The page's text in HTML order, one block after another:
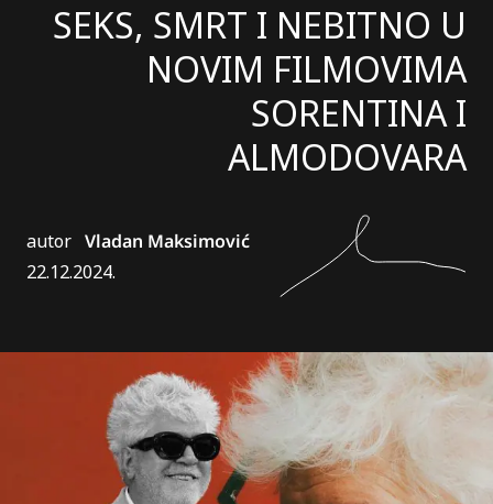
SEKS, SMRT I NEBITNO U
NOVIM FILMOVIMA
SORENTINA I
ALMODOVARA
autor Vladan Maksimović
22.12.2024.